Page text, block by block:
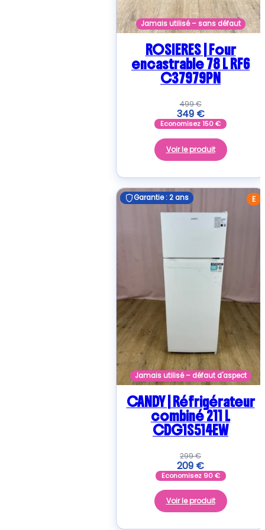
Jamais utilisé – sans défaut
ROSIERES | Four
encastrable 78 L RF6
C37979PN
499€
349 €
Economisez150€
Voir le produit
E
Garantie : 2 ans
Jamais utilisé – défaut d'aspect
Garantie : 2 ans
CANDY | Réfrigérateur
combiné 211 L
CDG1S514EW
299€
209 €
Economisez 90€
Voir le produit